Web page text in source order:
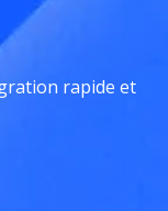
rapide et